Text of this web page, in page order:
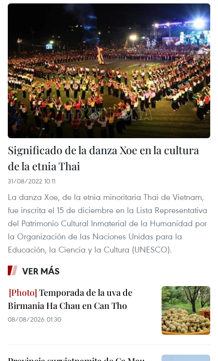
Significado de la danza Xoe en la cultura
de la etnia Thai
31/08/2022 10:11
La danza Xoe, de la etnia minoritaria Thai de Vietnam,
fue inscrita el 15 de diciembre en la Lista Representativa
del Patrimonio Cultural Inmaterial de la Humanidad por
la Organización de las Naciones Unidas para la
Educación, la Ciencia y la Cultura (UNESCO).
VER MÁS
Temporada de la uva de
Birmania Ha Chau en Can Tho
08/08/2026 01:30